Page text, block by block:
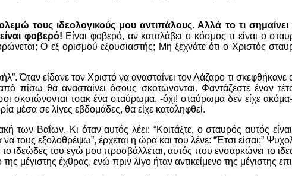
τους ιδεολογικούς μου αντιπάλους. Αλλά το τι
φοβερό! Είναι φοβερό, αν καταλάβει ο κόσμος τι είναι ο
Ο εξ ορισμού εξουσιαστής; Μη ξεχνάτε ότι ο Χριστός
Όταν είδανε τον Χριστό να ανασταίνει τον Λάζαρο τι σκεφθήκανε
πίσω θα ανασταίνει όσους σκοτώνονται. Φαντάζεστε έναν
σκοτώνονται τσακ ένα σταύρωμα, -όχι! σταύρωμα δεν είχε
μέσα σε λίγες εβδομάδες, θα είχε καταληφθεί.
των Βαΐων. Κι όταν αυτός λέει: “Κοιτάξτε, ο σταυρός αυτός
τους εξολοθρέψω”, έρχεται η ώρα και του λένε: “Έτσι είσαι;”
ιδεώδες του εγώ μου προσβάλλεται, αυτός που ενσαρκώνει το
μέγιστης έχθρας, ενώ πριν λίγο ήταν αντικείμενο της μέγιστης